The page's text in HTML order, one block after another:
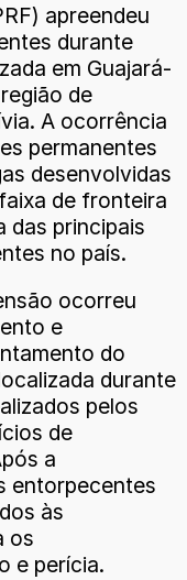
apreendeu
durante
em Guajará-
de
A ocorrência
permanentes
desenvolvidas
de fronteira
das principais
no país.
ocorreu
e
do
durante
pelos
de
a
entorpecentes
às
os
e perícia.